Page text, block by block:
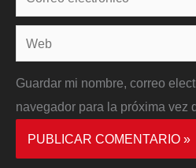
electrónico*
Web
Guardar mi nombre, correo
navegador para la próxima vez